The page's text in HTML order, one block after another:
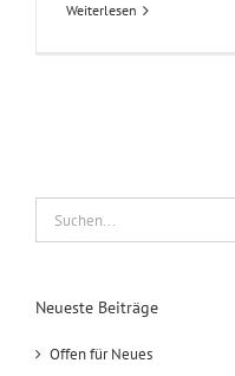
Weiterlesen
Neueste Beiträge
Offen für Neues